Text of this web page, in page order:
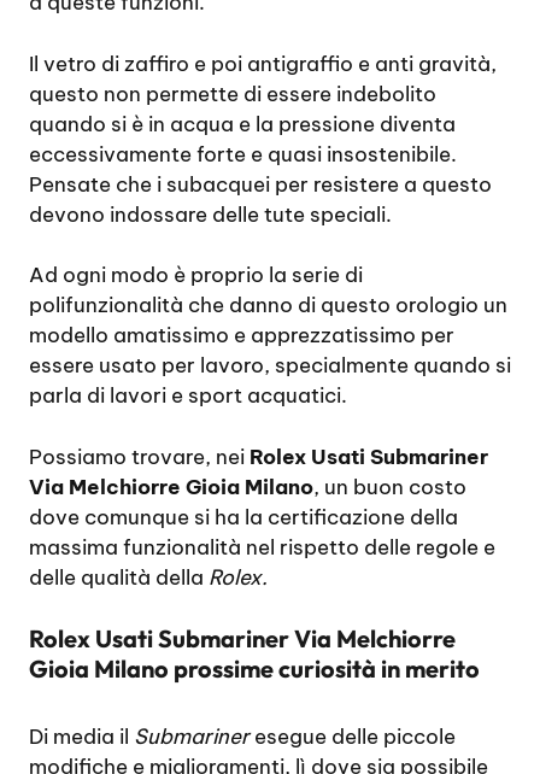
Il vetro di zaffiro e poi antigraffio e anti gravità,
questo non permette di essere indebolito
quando si è in acqua e la pressione diventa
eccessivamente forte e quasi insostenibile.
Pensate che i subacquei per resistere a questo
devono indossare delle tute speciali.
Ad ogni modo è proprio la serie di
polifunzionalità che danno di questo orologio un
modello amatissimo e apprezzatissimo per
essere usato per lavoro, specialmente quando si
parla di lavori e sport acquatici.
Possiamo trovare, nei Rolex Usati Submariner
Via Melchiorre Gioia Milano, un buon costo
dove comunque si ha la certificazione della
massima funzionalità nel rispetto delle regole e
delle qualità della Rolex.
Rolex Usati Submariner Via Melchiorre
Gioia Milano prossime curiosità in merito
Di media il Submarineresegue delle piccole
modifiche e miglioramenti, lì dove sia possibile